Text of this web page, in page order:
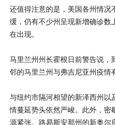
还值得注意的是，美国各州情况
缓，仍有不少州呈现新增确诊数
在出现。
马里兰州州长霍根日前警告说，
邻的马里兰州与弗吉尼亚州疫情
与纽约市隔河相望的新泽西州以
情蔓延势头依然严峻。此外，密
源紧张。路易斯安那州的新奥尔